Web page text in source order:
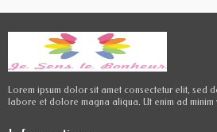
Lorem ipsum dolor sit amet consectetur elit, sed
labore et dolore magna aliqua. Ut enim ad minim